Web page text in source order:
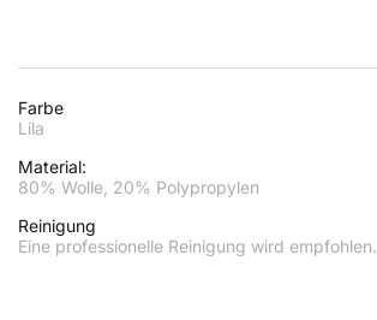
Farbe
Lila
Material:
80% Wolle, 20% Polypropylen
Reinigung
Eine professionelle Reinigung wird empfohlen.